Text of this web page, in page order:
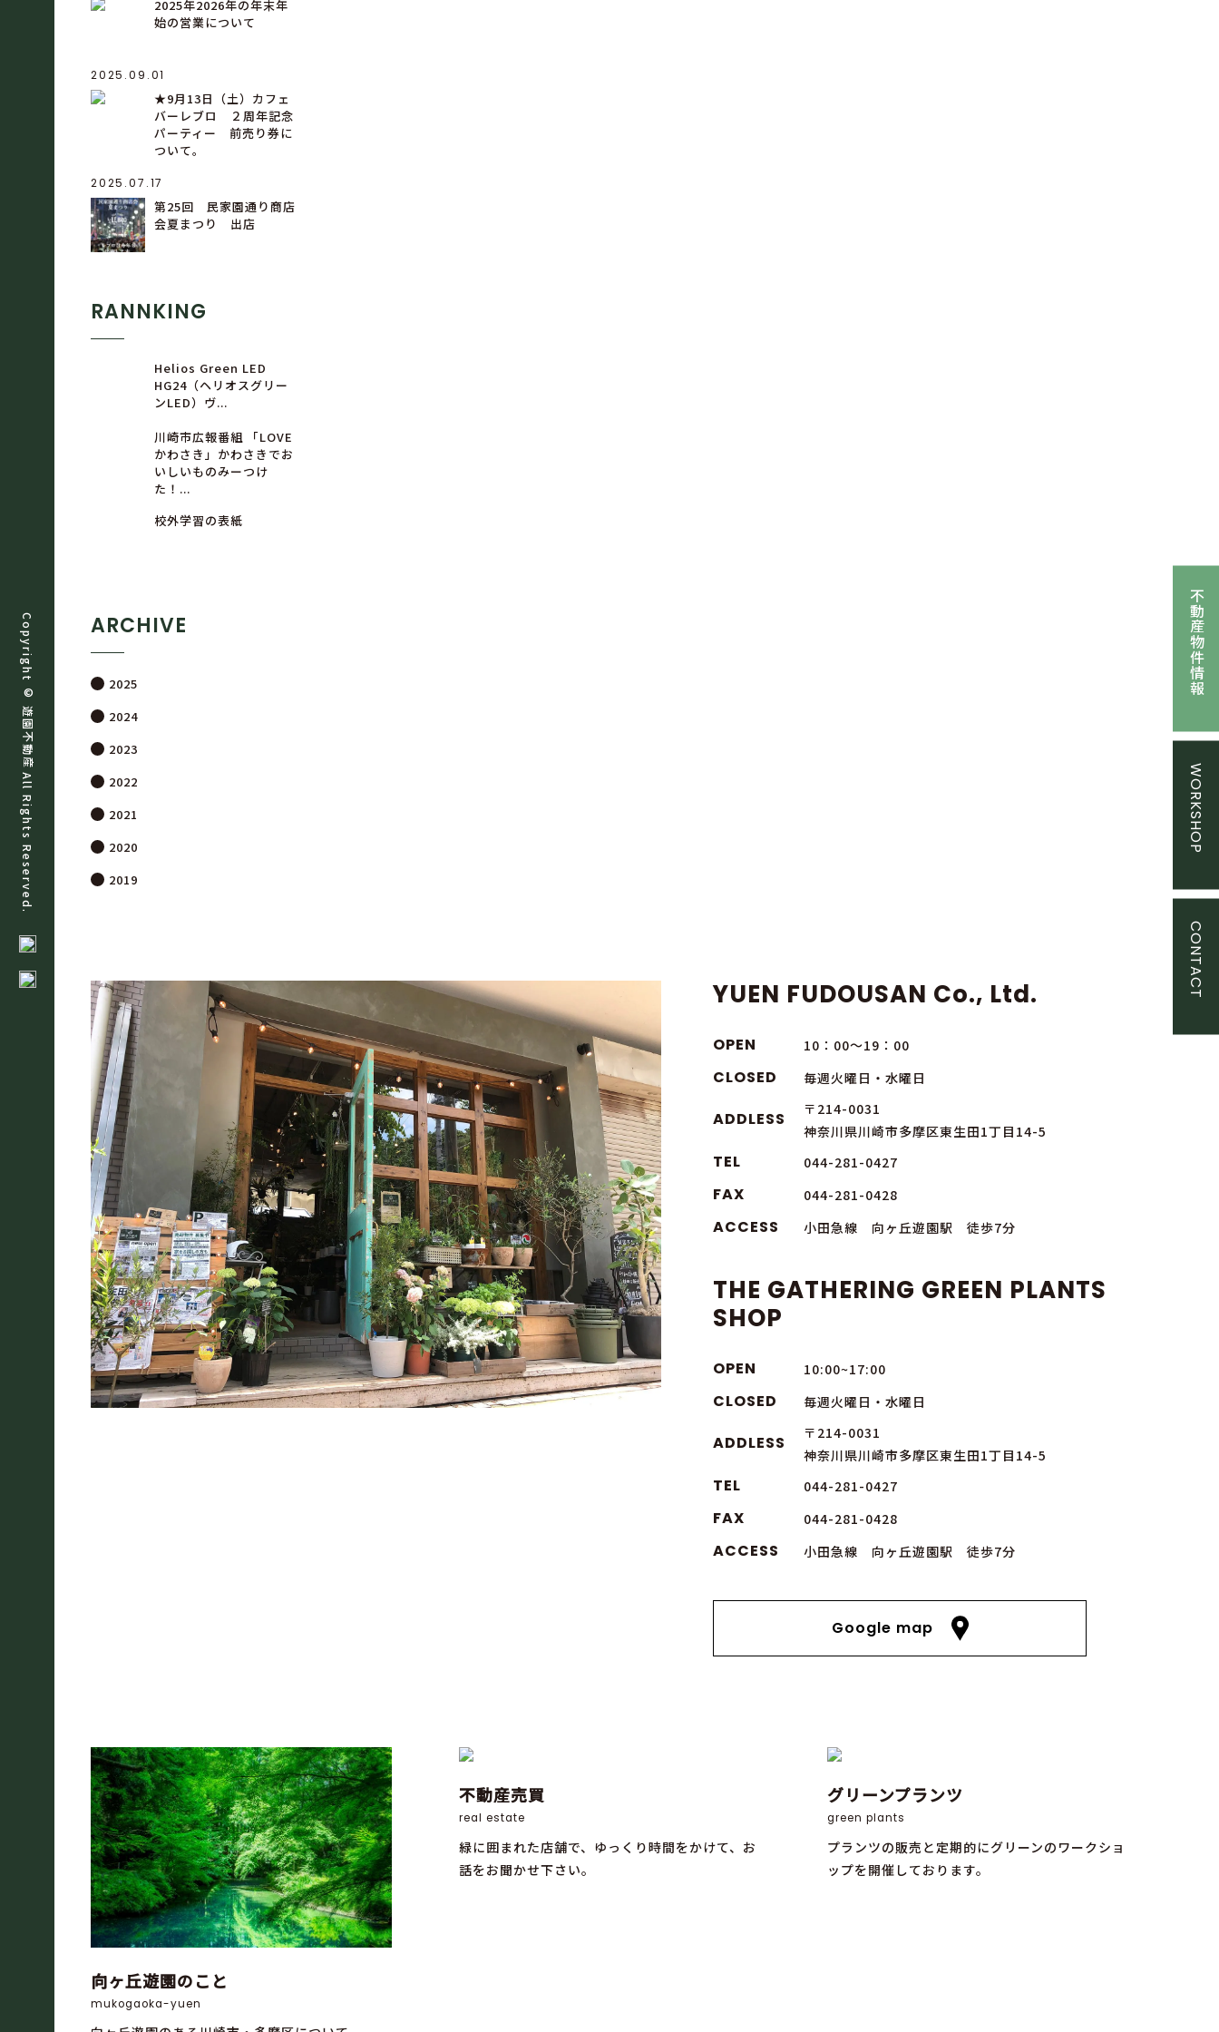
不動産物件情報
WORKSHOP
CONTACT
2025年2026年の年末年
始の営業について
2025.09.01
★9月13日（土）カフェ
バーレブロ ２周年記念
パーティー 前売り券に
ついて。
2025.07.17
第25回 民家園通り商店
会夏まつり 出店
RANNKING
Helios Green LED
HG24（ヘリオスグリー
ンLED）ヴ...
川崎市広報番組 「LOVE
かわさき」かわさきでお
いしいものみーつけ
た！...
校外学習の表紙
ARCHIVE
2025
2024
2023
2022
2021
2020
2019
YUEN FUDOUSAN Co., Ltd.
OPEN 10：00～19：00
CLOSED 毎週火曜日・水曜日
ADDLESS
〒214-0031
神奈川県川崎市多摩区東生田1丁目14-5
TEL 044-281-0427
FAX 044-281-0428
ACCESS 小田急線 向ヶ丘遊園駅 徒歩7分
THE GATHERING GREEN PLANTS
SHOP
OPEN 10:00~17:00
CLOSED 毎週火曜日・水曜日
ADDLESS
〒214-0031
神奈川県川崎市多摩区東生田1丁目14-5
TEL 044-281-0427
FAX 044-281-0428
ACCESS 小田急線 向ヶ丘遊園駅 徒歩7分
Google map
向ヶ丘遊園のこと
mukogaoka-yuen
不動産売買
real estate
緑に囲まれた店舗で、ゆっくり時間をかけて、お
話をお聞かせ下さい。
グリーンプランツ
green plants
プランツの販売と定期的にグリーンのワークショ
ップを開催しております。
Copyright ©
遊
園
不
動
産
All Rights Reserved.